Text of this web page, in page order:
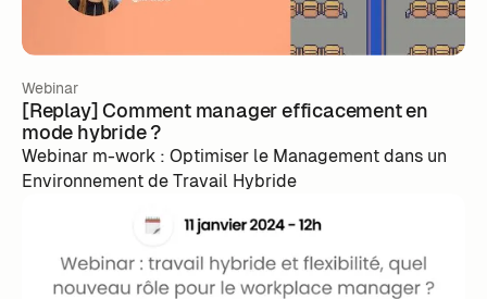
Webinar
[Replay] Comment manager efficacement en
mode hybride ?
Webinar m-work : Optimiser le Management dans un
Environnement de Travail Hybride